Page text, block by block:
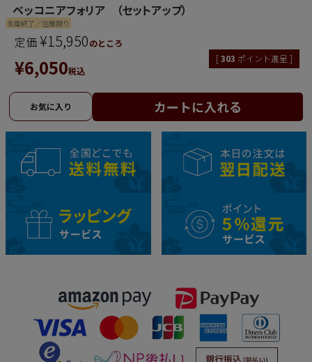
ベッコニアフォリア （セットアップ）
生産終了／在庫限り
定価 ¥15,950のところ
¥6,050税込
[303 ポイント進呈 ]
カートに入れる